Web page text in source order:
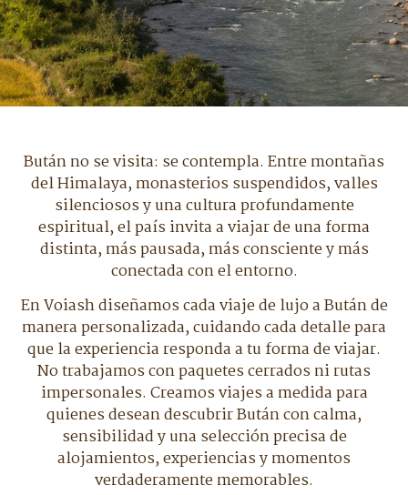
Bután no se visita: se contempla. Entre montañas
del Himalaya, monasterios suspendidos, valles
silenciosos y una cultura profundamente
espiritual, el país invita a viajar de una forma
distinta, más pausada, más consciente y más
conectada con el entorno.
En Voiash diseñamos cada viaje de lujo a Bután de
manera personalizada, cuidando cada detalle para
que la experiencia responda a tu forma de viajar.
No trabajamos con paquetes cerrados ni rutas
impersonales. Creamos viajes a medida para
quienes desean descubrir Bután con calma,
sensibilidad y una selección precisa de
alojamientos, experiencias y momentos
verdaderamente memorables.